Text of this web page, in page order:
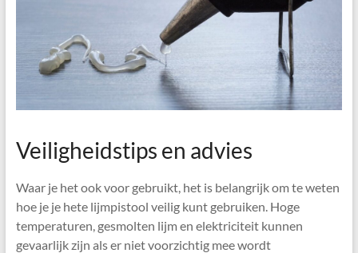
Veiligheidstips en advies
Waar je het ook voor gebruikt, het is belangrijk om te weten
hoe je je hete lijmpistool veilig kunt gebruiken. Hoge
temperaturen, gesmolten lijm en elektriciteit kunnen
gevaarlijk zijn als er niet voorzichtig mee wordt